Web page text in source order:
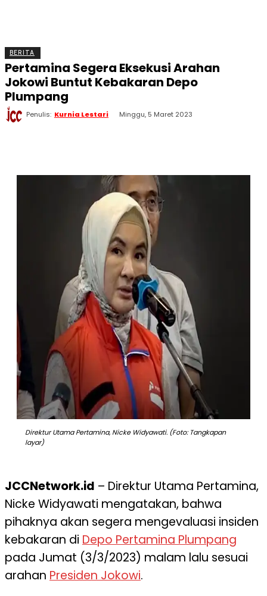
BERITA
Pertamina Segera Eksekusi Arahan
Jokowi Buntut Kebakaran Depo
Plumpang
Penulis: Kurnia Lestari Minggu, 5 Maret 2023
Direktur Utama Pertamina, Nicke Widyawati. (Foto: Tangkapan
layar)
JCCNetwork.id – Direktur Utama Pertamina,
Nicke Widyawati mengatakan, bahwa
pihaknya akan segera mengevaluasi insiden
kebakaran di Depo Pertamina Plumpang
pada Jumat (3/3/2023) malam lalu sesuai
arahan Presiden Jokowi.